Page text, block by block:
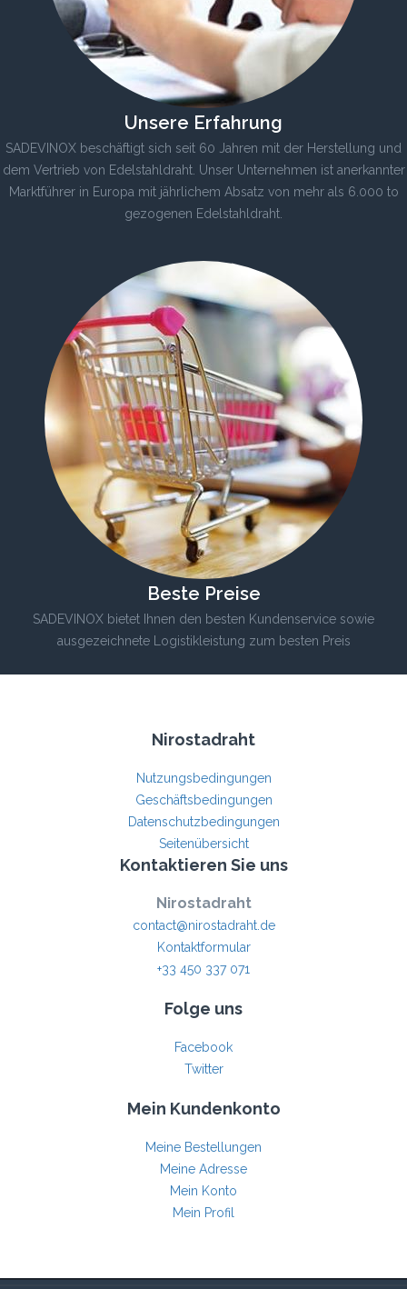
Unsere Erfahrung
SADEVINOX beschäftigt sich seit 60 Jahren mit der Herstellung und
dem Vertrieb von Edelstahldraht. Unser Unternehmen ist anerkannter
Marktführer in Europa mit jährlichem Absatz von mehr als 6.000 to
gezogenen Edelstahldraht.
Beste Preise
SADEVINOX bietet Ihnen den besten Kundenservice sowie
ausgezeichnete Logistikleistung zum besten Preis
Nirostadraht
Nutzungsbedingungen
Geschäftsbedingungen
Datenschutzbedingungen
Seitenübersicht
Kontaktieren Sie uns
Nirostadraht
contact@nirostadraht.de
Kontaktformular
+33 450 337 071
Folge uns
Facebook
Twitter
Mein Kundenkonto
Meine Bestellungen
Meine Adresse
Mein Konto
Mein Profil